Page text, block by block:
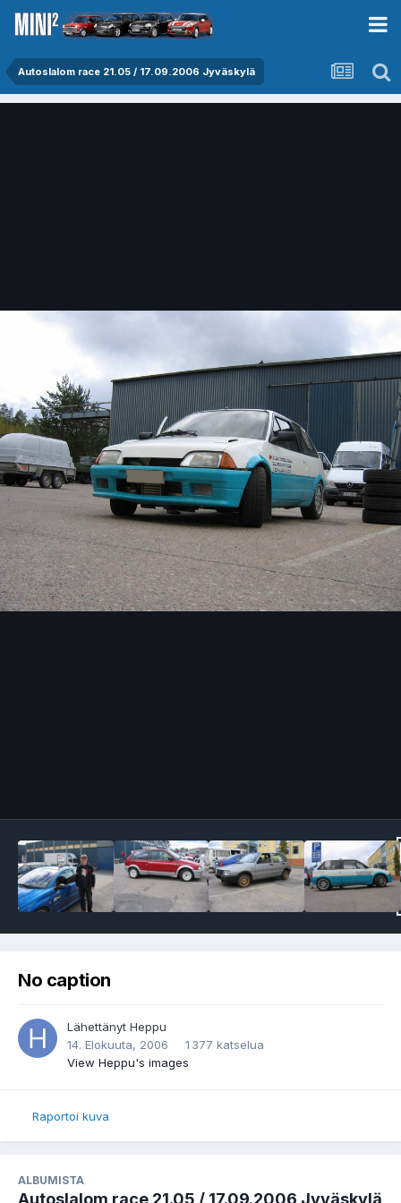
Autoslalom race 21.05 / 17.09.2006 Jyväskylä
No caption
Lähettänyt Heppu
14. Elokuuta, 2006
1 377 katselua
View Heppu's images
Raportoi kuva
ALBUMISTA
Autoslalom race 21.05 / 17.09.2006 Jyväskylä